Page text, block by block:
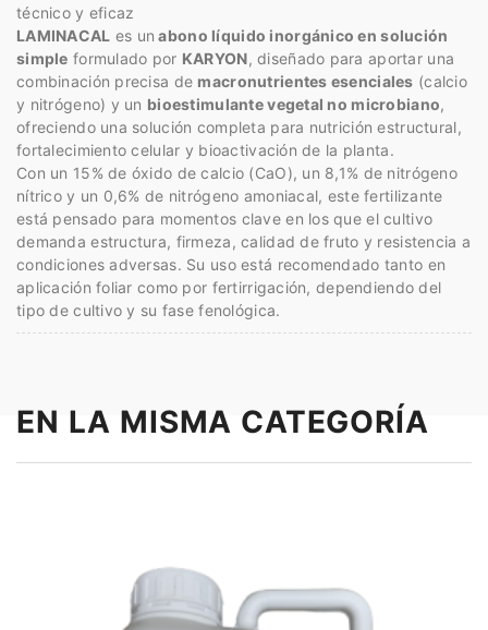
técnico y eficaz
LAMINACAL es un abono líquido inorgánico en solución
simple formulado por KARYON, diseñado para aportar una
combinación precisa de macronutrientes esenciales (calcio
y nitrógeno) y un bioestimulante vegetal no microbiano,
ofreciendo una solución completa para nutrición estructural,
fortalecimiento celular y bioactivación de la planta.
Con un 15% de óxido de calcio (CaO), un 8,1% de nitrógeno
nítrico y un 0,6% de nitrógeno amoniacal, este fertilizante
está pensado para momentos clave en los que el cultivo
demanda estructura, firmeza, calidad de fruto y resistencia a
condiciones adversas. Su uso está recomendado tanto en
aplicación foliar como por fertirrigación, dependiendo del
tipo de cultivo y su fase fenológica.
EN LA MISMA CATEGORÍA